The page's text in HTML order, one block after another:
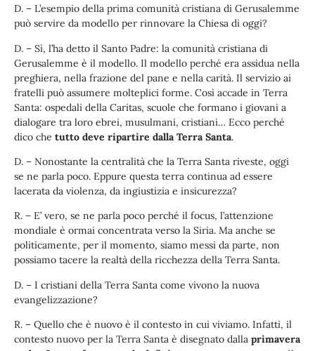
D. – L’esempio della prima comunità cristiana di Gerusalemme
può servire da modello per rinnovare la Chiesa di oggi?
D. – Sì, l’ha detto il Santo Padre: la comunità cristiana di
Gerusalemme è il modello. Il modello perché era assidua nella
preghiera, nella frazione del pane e nella carità. Il servizio ai
fratelli può assumere molteplici forme. Così accade in Terra
Santa: ospedali della Caritas, scuole che formano i giovani a
dialogare tra loro ebrei, musulmani, cristiani… Ecco perché
dico che tutto deve ripartire dalla Terra Santa.
D. – Nonostante la centralità che la Terra Santa riveste, oggi
se ne parla poco. Eppure questa terra continua ad essere
lacerata da violenza, da ingiustizia e insicurezza?
R. – E’ vero, se ne parla poco perché il focus, l’attenzione
mondiale è ormai concentrata verso la Siria. Ma anche se
politicamente, per il momento, siamo messi da parte, non
possiamo tacere la realtà della ricchezza della Terra Santa.
D. – I cristiani della Terra Santa come vivono la nuova
evangelizzazione?
R. – Quello che è nuovo è il contesto in cui viviamo. Infatti, il
contesto nuovo per la Terra Santa è disegnato dalla primavera